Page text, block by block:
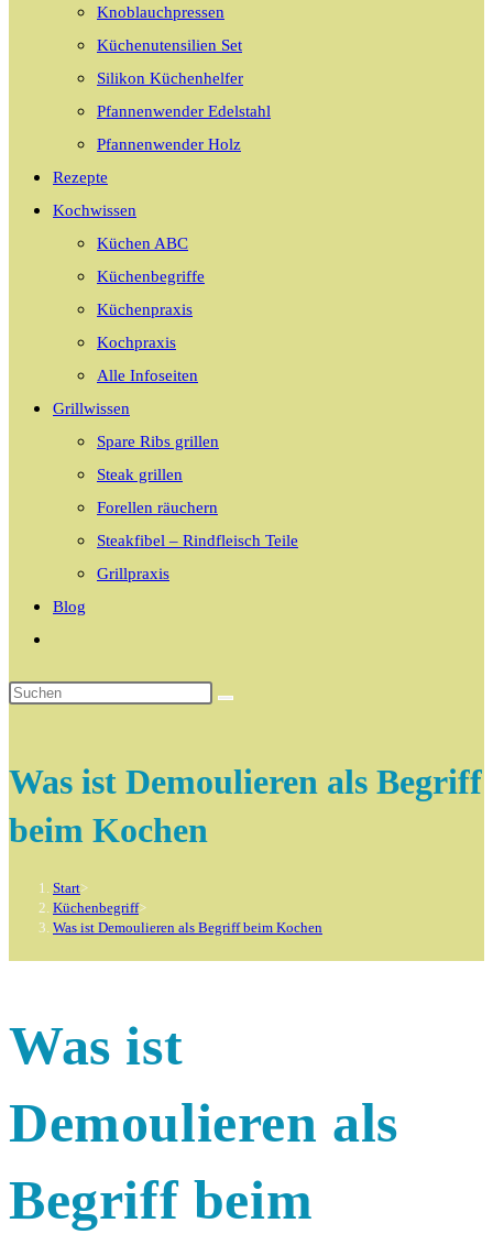
Knoblauchpressen
Küchenutensilien Set
Silikon Küchenhelfer
Pfannenwender Edelstahl
Pfannenwender Holz
Rezepte
Kochwissen
Küchen ABC
Küchenbegriffe
Küchenpraxis
Kochpraxis
Alle Infoseiten
Grillwissen
Spare Ribs grillen
Steak grillen
Forellen räuchern
Steakfibel – Rindfleisch Teile
Grillpraxis
Blog
umschalten
Was ist Demoulieren als Begriff
beim Kochen
Start>
Küchenbegriff>
Was ist Demoulieren als Begriff beim Kochen
Was ist
Demoulieren als
Begriff beim